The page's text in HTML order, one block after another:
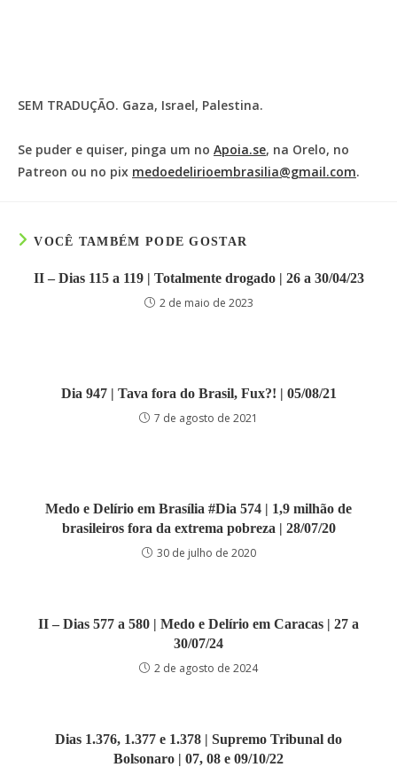
SEM TRADUÇÃO. Gaza, Israel, Palestina.
Se puder e quiser, pinga um no Apoia.se, na Orelo, no
Patreon ou no pix medoedelirioembrasilia@gmail.com.
VOCÊ TAMBÉM PODE GOSTAR
II – Dias 115 a 119 | Totalmente drogado | 26 a 30/04/23
2 de maio de 2023
Dia 947 | Tava fora do Brasil, Fux?! | 05/08/21
7 de agosto de 2021
Medo e Delírio em Brasília #Dia 574 | 1,9 milhão de
brasileiros fora da extrema pobreza | 28/07/20
30 de julho de 2020
II – Dias 577 a 580 | Medo e Delírio em Caracas | 27 a
30/07/24
2 de agosto de 2024
Dias 1.376, 1.377 e 1.378 | Supremo Tribunal do
Bolsonaro | 07, 08 e 09/10/22